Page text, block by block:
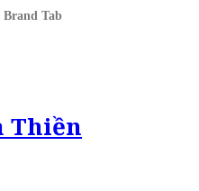
Brand Tab
Thiền